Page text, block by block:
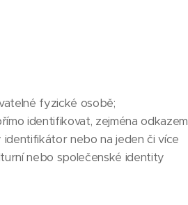
fyzické osobě;
identifikovat, zejména odkazem
identifikátor nebo na jeden či více
nebo společenské identity